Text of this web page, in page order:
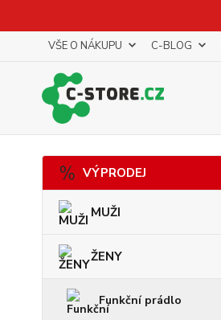
VŠE O NÁKUPU C-BLOG
VÝPRODEJ
MUŽI
ŽENY
Funkční prádlo